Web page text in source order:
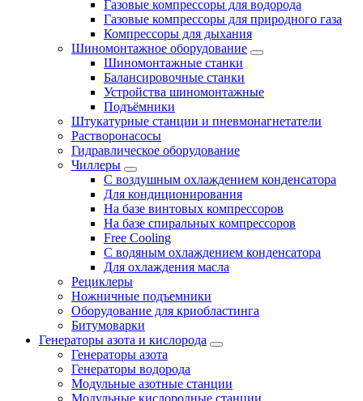
Газовые компрессоры для водорода
Газовые компрессоры для природного газа
Компрессоры для дыхания
Шиномонтажное оборудование
Шиномонтажные станки
Балансировочные станки
Устройства шиномонтажные
Подъёмники
Штукатурные станции и пневмонагнетатели
Растворонасосы
Гидравлическое оборудование
Чиллеры
С воздушным охлаждением конденсатора
Для кондиционирования
На базе винтовых компрессоров
На базе спиральных компрессоров
Free Cooling
С водяным охлаждением конденсатора
Для охлаждения масла
Рециклеры
Ножничные подъемники
Оборудование для криобластинга
Битумоварки
Генераторы азота и кислорода
Генераторы азота
Генераторы водорода
Модульные азотные станции
Модульные кислородные станции